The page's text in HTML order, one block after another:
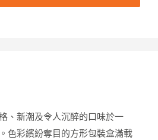
、新潮及令人沉醉的口味於一
色彩繽紛奪目的方形包裝盒滿載